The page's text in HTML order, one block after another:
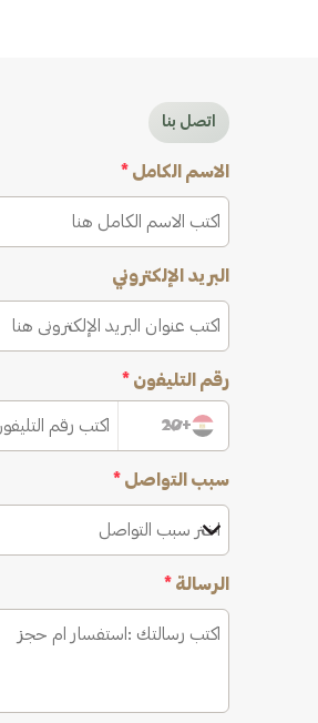
اتصل بنا
الاسم الكامل *
البريد الإلكتروني
رقم التليفون *
+20
سبب التواصل *
اختر سبب التواصل
الرسالة *